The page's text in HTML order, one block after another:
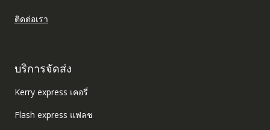
ติดต่อเรา
บริการจัดส่ง
Kerry express เคอรี่
Flash express แฟลช